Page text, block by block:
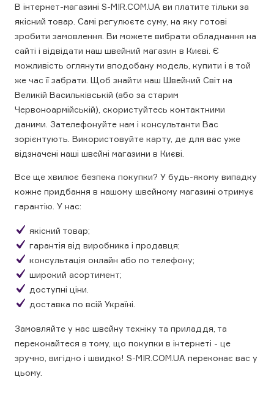
В інтернет-магазині S-MIR.COM.UA ви платите тільки за
якісний товар. Самі регулюєте суму, на яку готові
зробити замовлення. Ви можете вибрати обладнання на
сайті і відвідати наш швейний магазин в Києві. Є
можливість оглянути вподобану модель, купити і в той
же час її забрати. Щоб знайти наш Швейний Світ на
Великій Васильківській (або за старим
Червоноармійській), скористуйтесь контактними
даними. Зателефонуйте нам і консультанти Вас
зорієнтують. Використовуйте карту, де для вас уже
відзначені наші швейні магазини в Києві.
Все ще хвилює безпека покупки? У будь-якому випадку
кожне придбання в нашому швейному магазині отримує
гарантію. У нас:
якісний товар;
гарантія від виробника і продавця;
консультація онлайн або по телефону;
широкий асортимент;
доступні ціни.
доставка по всій Україні.
Замовляйте у нас швейну техніку та приладдя, та
переконайтеся в тому, що покупки в інтернеті - це
зручно, вигідно і швидко! S-MIR.COM.UA переконає вас у
цьому.